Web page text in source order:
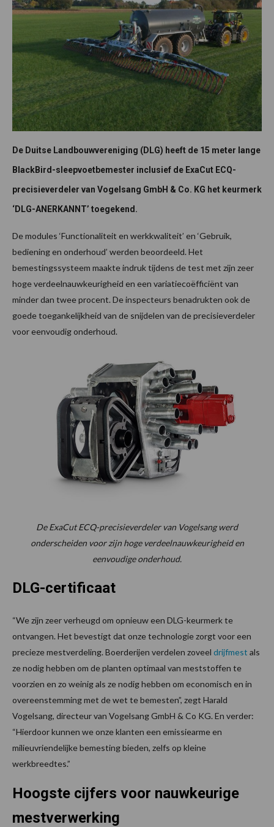
De Duitse Landbouwvereniging (DLG) heeft de 15 meter lange
BlackBird-sleepvoetbemester inclusief de ExaCut ECQ-
precisieverdeler van Vogelsang GmbH & Co. KG het keurmerk
‘DLG-ANERKANNT’ toegekend.
De modules ‘Functionaliteit en werkkwaliteit’ en ‘Gebruik,
bediening en onderhoud’ werden beoordeeld. Het
bemestingssysteem maakte indruk tijdens de test met zijn zeer
hoge verdeelnauwkeurigheid en een variatiecoëfficiënt van
minder dan twee procent. De inspecteurs benadrukten ook de
goede toegankelijkheid van de snijdelen van de precisieverdeler
voor eenvoudig onderhoud.
De ExaCut ECQ-precisieverdeler van Vogelsang werd
onderscheiden voor zijn hoge verdeelnauwkeurigheid en
eenvoudige onderhoud.
DLG-certificaat
“We zijn zeer verheugd om opnieuw een DLG-keurmerk te
ontvangen. Het bevestigt dat onze technologie zorgt voor een
precieze mestverdeling. Boerderijen verdelen zoveel drijfmest als
ze nodig hebben om de planten optimaal van meststoffen te
voorzien en zo weinig als ze nodig hebben om economisch en in
overeenstemming met de wet te bemesten”, zegt Harald
Vogelsang, directeur van Vogelsang GmbH & Co KG. En verder:
“Hierdoor kunnen we onze klanten een emissiearme en
milieuvriendelijke bemesting bieden, zelfs op kleine
werkbreedtes.”
Hoogste cijfers voor nauwkeurige
mestverwerking